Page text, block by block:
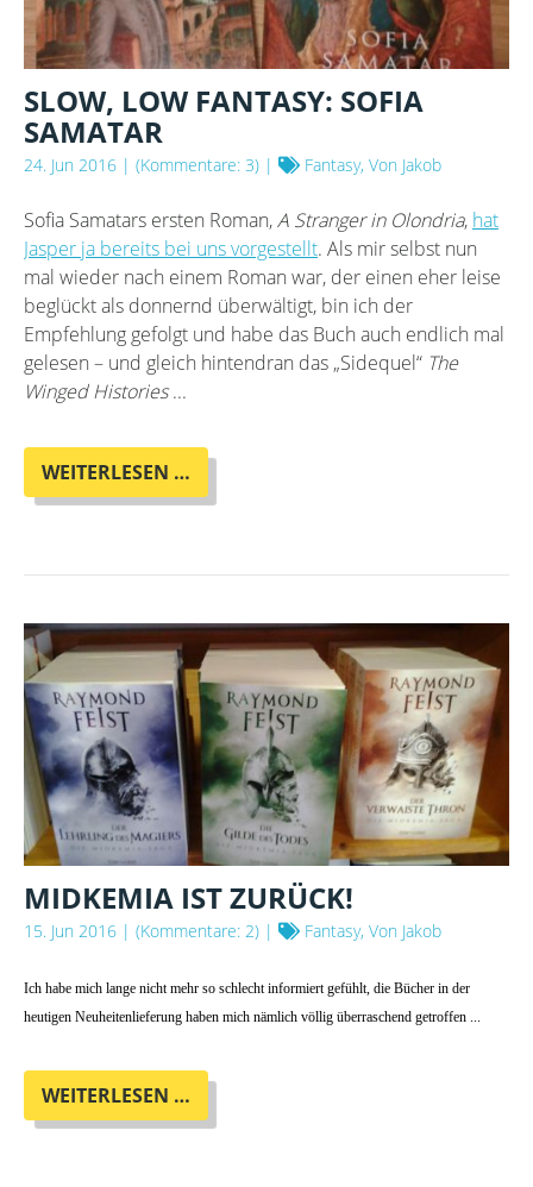
SLOW, LOW FANTASY: SOFIA
SAMATAR
24. Jun 2016 | (Kommentare: 3) | Fantasy, Von Jakob
Sofia Samatars ersten Roman,A Stranger in Olondria, hat
Jasper ja bereits bei uns vorgestellt. Als mir selbst nun
mal wieder nach einem Roman war, der einen eher leise
beglückt als donnernd überwältigt, bin ich der
Empfehlung gefolgt und habe das Buch auch endlich mal
gelesen – und gleich hintendran das „Sidequel“ The
Winged Histories...
WEITERLESEN …
LOW
SAMATAR
MIDKEMIA IST ZURÜCK!
15. Jun 2016 | (Kommentare: 2) | Fantasy, Von Jakob
Ich habe mich lange nicht mehr so schlecht informiert gefühlt, die Bücher in der
heutigen Neuheitenlieferung haben mich nämlich völlig überraschend getroffen ...
WEITERLESEN …
IST